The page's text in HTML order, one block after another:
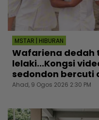
MSTAR | HIBURAN
Wafariena dedah
lelaki...Kongsi
sedondon bercuti
Ahad, 9 Ogos 2026 2:30 PM